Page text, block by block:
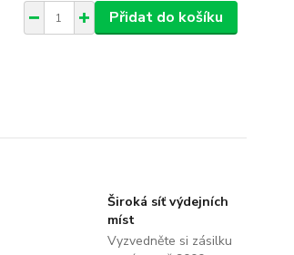
Přidat do košíku
Široká síť výdejních
míst
Vyzvedněte si zásilku